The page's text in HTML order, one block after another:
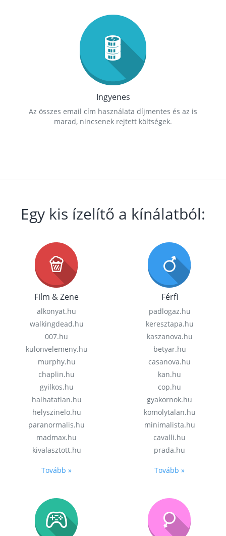
Ingyenes
Az összes email cím használata díjmentes és az is
marad, nincsenek rejtett költségek.
Egy kis ízelítő a kínálatból:
Film & Zene
alkonyat.hu
walkingdead.hu
007.hu
kulonvelemeny.hu
murphy.hu
chaplin.hu
gyilkos.hu
halhatatlan.hu
helyszinelo.hu
paranormalis.hu
madmax.hu
kivalasztott.hu
Tovább »
Férfi
padlogaz.hu
keresztapa.hu
kaszanova.hu
betyar.hu
casanova.hu
kan.hu
cop.hu
gyakornok.hu
komolytalan.hu
minimalista.hu
cavalli.hu
prada.hu
Tovább »